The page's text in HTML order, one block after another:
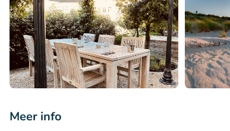
Meer info